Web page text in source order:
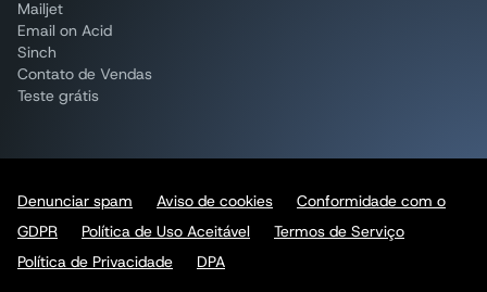
Mailjet
Email on Acid
Sinch
Contato de Vendas
Teste grátis
Denunciar spam Aviso de cookies
Conformidade com o
GDPR
Política de Uso Aceitável
Termos de Serviço
Política de Privacidade
DPA